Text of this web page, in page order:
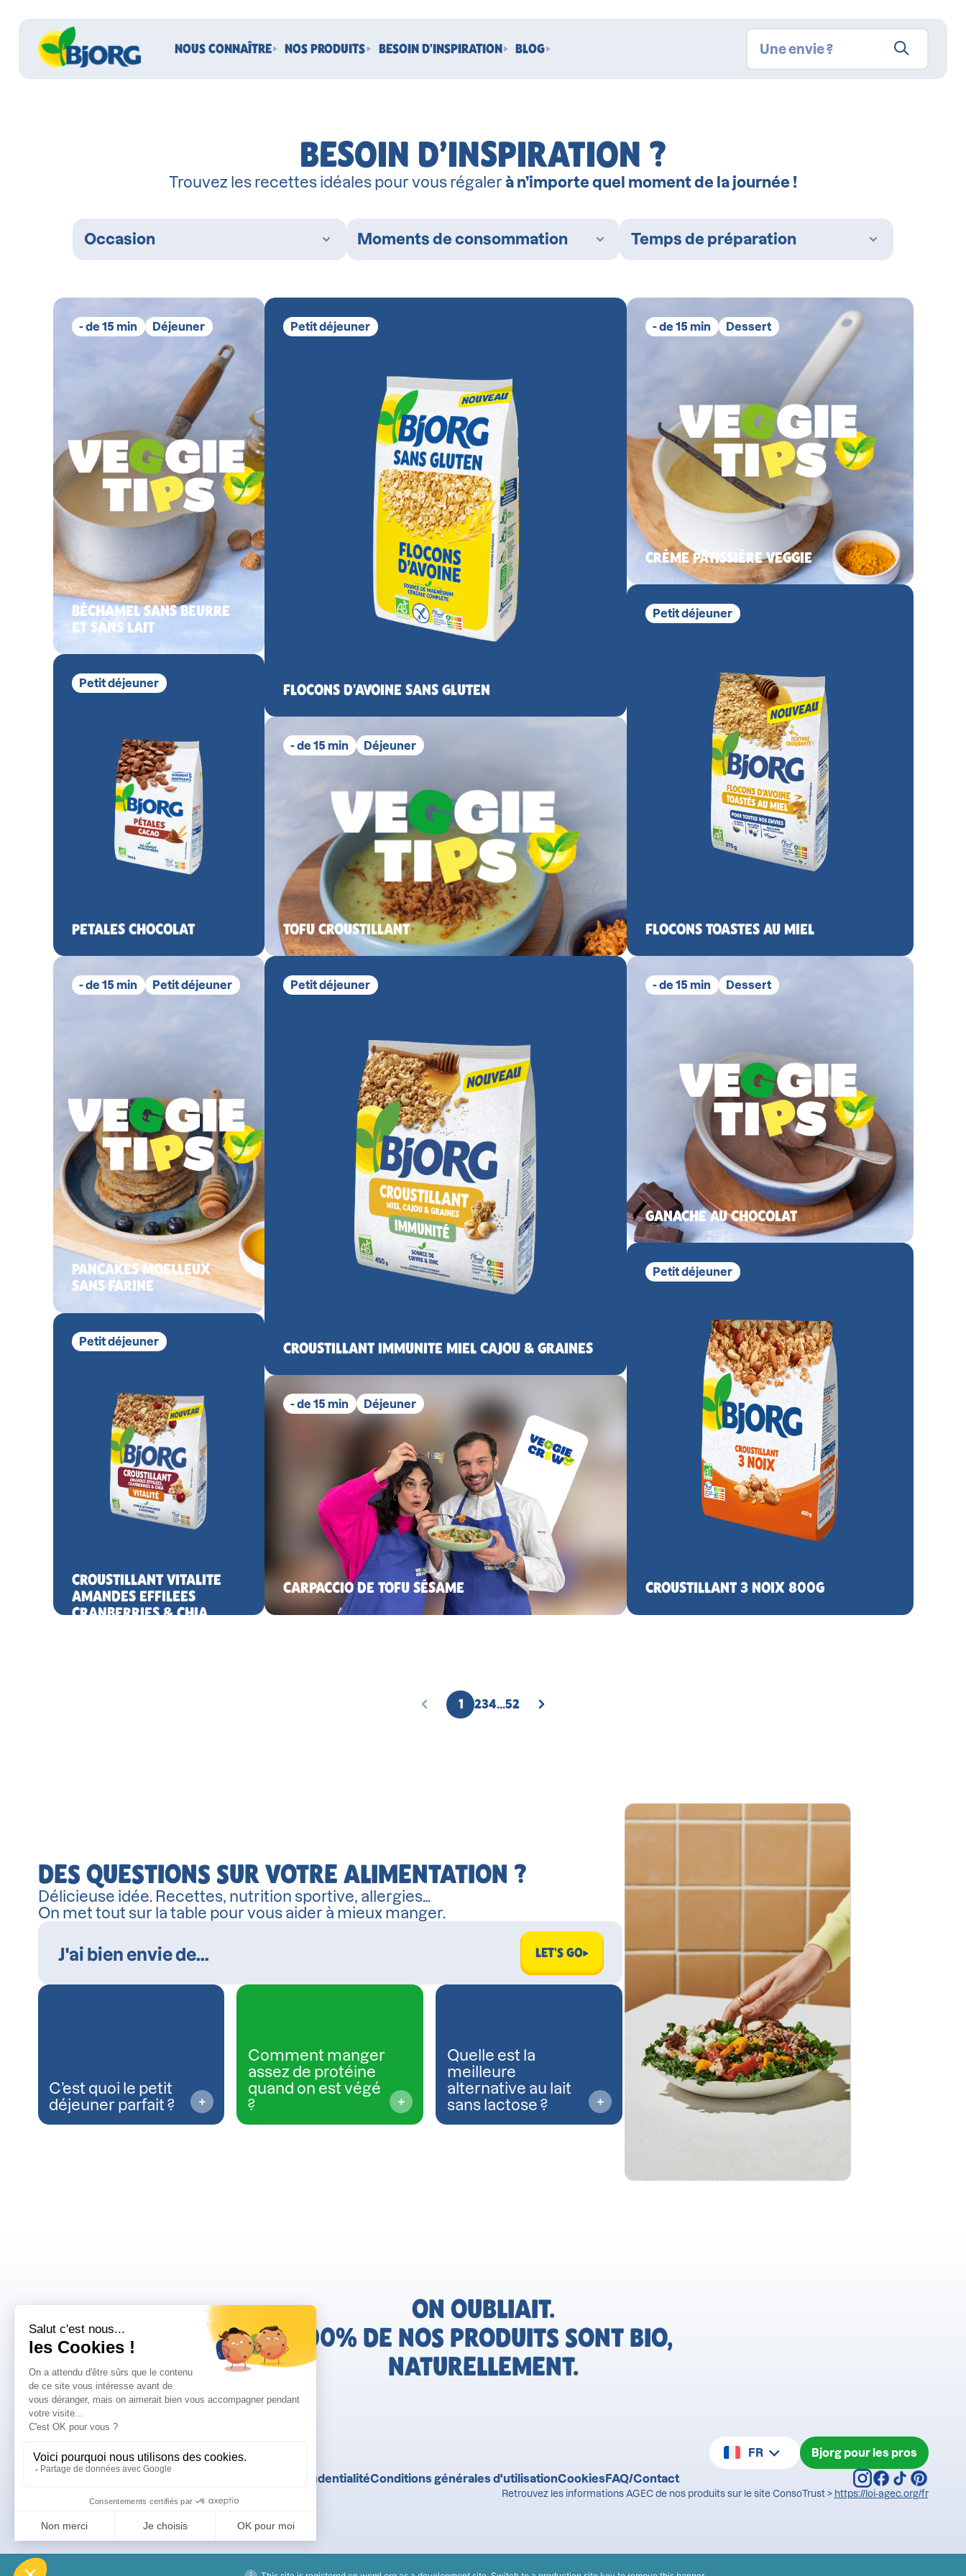
NOUS CONNAÎTRE NOS PRODUITS BESOIN D'INSPIRATION BLOG
BESOIN D’INSPIRATION ?
Trouvez les recettes idéales pour vous régalerà n’importe quel moment de la journée !
Occasion Moments de consommation Temps de préparation
- de 15 min Déjeuner
BÉCHAMEL SANS BEURRE
ET SANS LAIT
Petit déjeuner
PETALES CHOCOLAT
- de 15 min Petit déjeuner
PANCAKES MOELLEUX
SANS FARINE
Petit déjeuner
CROUSTILLANT VITALITE
AMANDES EFFILEES
CRANBERRIES & CHIA
Petit déjeuner
FLOCONS D'AVOINE SANS GLUTEN
- de 15 min Déjeuner
TOFU CROUSTILLANT
Petit déjeuner
CROUSTILLANT IMMUNITE MIEL CAJOU & GRAINES
- de 15 min Déjeuner
CARPACCIO DE TOFU SÉSAME
- de 15 min Dessert
CRÈME PÂTISSIÈRE VEGGIE
Petit déjeuner
FLOCONS TOASTES AU MIEL
- de 15 min Dessert
GANACHE AU CHOCOLAT
Petit déjeuner
CROUSTILLANT 3 NOIX 800G
PAGE
1 PAGE
2PAGE
3PAGE
4... PAGE
52
DES QUESTIONS SUR VOTRE ALIMENTATION ?
Délicieuse idée. Recettes, nutrition sportive, allergies…
On met tout sur la table pour vous aider à mieux manger.
LET'S GO
C’est quoi le petit
déjeuner parfait ?
Comment manger
assez de protéine
quand on est végé
?
Quelle est la
meilleure
alternative au lait
sans lactose ?
ON OUBLIAIT.
100% DE NOS PRODUITS SONT BIO,
NATURELLEMENT.
FR Bjorg pour les pros
Politique de confidentialitéConditions générales d'utilisationCookiesFAQ/Contact
Retrouvez les informations AGEC de nos produits sur le site ConsoTrust > https://loi-agec.org/fr